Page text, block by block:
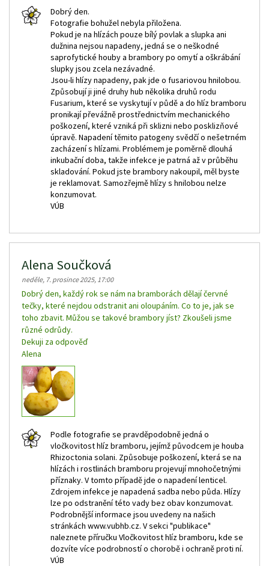
Dobrý den.
Fotografie bohužel nebyla přiložena.
Pokud je na hlízách pouze bílý povlak a slupka ani
dužnina nejsou napadeny, jedná se o neškodné
saprofytické houby a brambory po omytí a oškrábání
slupky jsou zcela nezávadné.
Jsou-li hlízy napadeny, pak jde o fusariovou hnilobou.
Způsobují ji jiné druhy hub několika druhů rodu
Fusarium, které se vyskytují v půdě a do hlíz bramboru
pronikají převážně prostřednictvím mechanického
poškození, které vzniká při sklizni nebo posklizňové
úpravě. Napadení těmito patogeny svědčí o nešetrném
zacházení s hlízami. Problémem je poměrně dlouhá
inkubační doba, takže infekce je patrná až v průběhu
skladování. Pokud jste brambory nakoupil, měl byste
je reklamovat. Samozřejmě hlízy s hnilobou nelze
konzumovat.
VÚB
Alena Součková
neděle, 7. prosince 2025, 17:00
Dobrý den, každý rok se nám na bramborách dělají červné
tečky, které nejdou odstranit ani oloupáním. Co to je, jak se
toho zbavit. Můžou se takové brambory jíst? Zkoušeli jsme
různé odrůdy.
Dekuji za odpověď
Alena
Podle fotografie se pravděpodobně jedná o
vločkovitost hlíz bramboru, jejímž původcem je houba
Rhizoctonia solani. Způsobuje poškození, která se na
hlízách i rostlinách bramboru projevují mnohočetnými
příznaky. V tomto případě jde o napadení lenticel.
Zdrojem infekce je napadená sadba nebo půda. Hlízy
lze po odstranění této vady bez obav konzumovat.
Podrobnější informace jsou uvedeny na našich
stránkách www.vubhb.cz. V sekci "publikace"
naleznete příručku Vločkovitost hlíz bramboru, kde se
dozvíte více podrobností o chorobě i ochraně proti ní.
VÚB